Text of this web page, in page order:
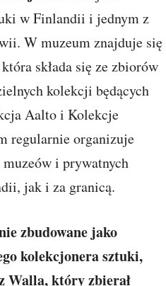
w Finlandii i jednym z
W muzeum znajduje się
składa się ze zbiorów
kolekcji będących
Aalto i Kolekcje
regularnie organizuje
i prywatnych
jak i za granicą.
zbudowane jako
kolekcjonera sztuki,
który zbierał